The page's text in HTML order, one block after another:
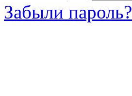
Забыли пароль?